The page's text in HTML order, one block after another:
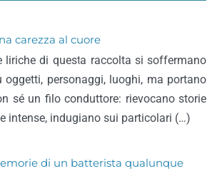
carezza al cuore
liriche di questa raccolta si soffermano
oggetti, personaggi, luoghi, ma portano
sé un filo conduttore: rievocano storie
intense, indugiano sui particolari (…)
di un batterista qualunque